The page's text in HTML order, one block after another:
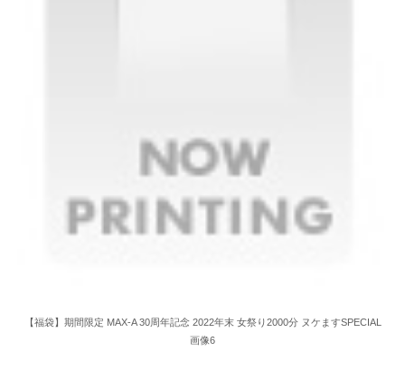
【福袋】期間限定 MAX-A 30周年記念 2022年末 女祭り2000分 ヌケますSPECIAL
画像6